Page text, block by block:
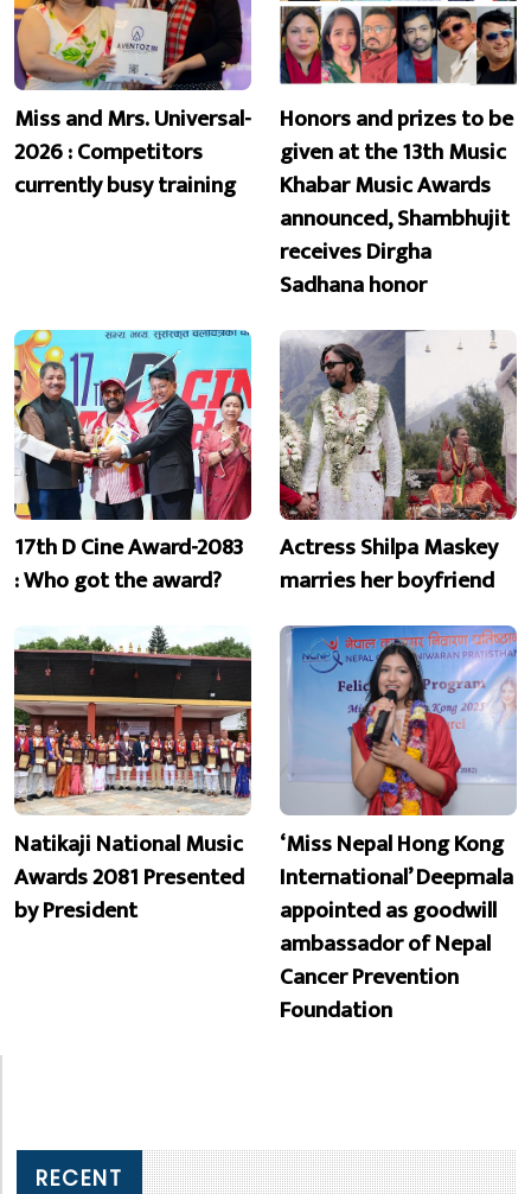
Miss and Mrs. Universal-
2026 : Competitors
currently busy training
Honors and prizes to be
given at the 13th Music
Khabar Music Awards
announced, Shambhujit
receives Dirgha
Sadhana honor
17th D Cine Award-2083
: Who got the award?
Actress Shilpa Maskey
marries her boyfriend
Natikaji National Music
Awards 2081 Presented
by President
‘Miss Nepal Hong Kong
International’ Deepmala
appointed as goodwill
ambassador of Nepal
Cancer Prevention
Foundation
RECENT